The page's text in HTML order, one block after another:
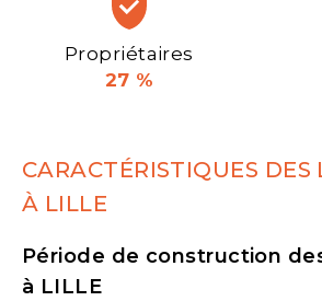
Propriétaires
27 %
CARACTÉRISTIQUES DES
À LILLE
Période de construction
à LILLE